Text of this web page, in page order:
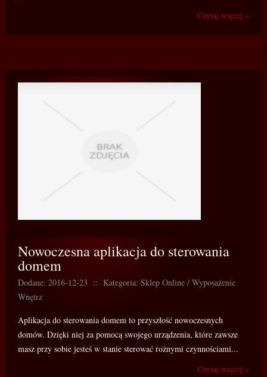
Czytaj więcej »
Nowoczesna aplikacja do sterowania
domem
Dodane: 2016-12-23 :: Kategoria: Sklep Online / Wyposażenie
Wnętrz
Aplikacja do sterowania domem to przyszłość nowoczesnych
domów. Dzięki niej za pomocą swojego urządzenia, które zawsze
masz przy sobie jesteś w stanie sterować rożnymi czynnościami...
Czytaj więcej »